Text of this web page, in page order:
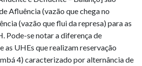
Afluência (vazão que chega no
(vazão que flui da represa) para as
Pode-se notar a diferença de
UHEs que realizam reservação
4) caracterizado por alternância de